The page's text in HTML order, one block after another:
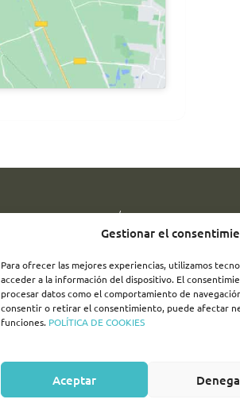
Gestionar el
Para ofrecer las mejores experiencias, utilizamos
acceder a la información del dispositivo. El
procesar datos como el comportamiento de
consentir o retirar el consentimiento, puede afectar
funciones. POLÍTICA DE COOKIES
Aceptar